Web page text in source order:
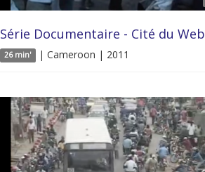
Série Documentaire - Cité du Web
26 min' | Cameroon | 2011